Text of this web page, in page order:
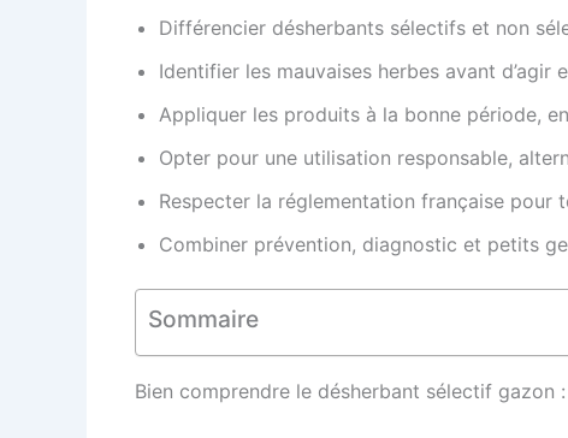
Différencier désherbants sélectifs et non
Identifier les mauvaises herbes avant d’agir
Appliquer les produits à la bonne période,
Opter pour une utilisation responsable,
Respecter la réglementation française
Combiner prévention, diagnostic et petits
Sommaire
Bien comprendre le désherbant sélectif gazon